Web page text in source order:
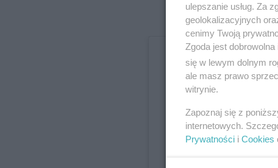
ulepszanie usług. Za
geolokalizacyjnych
cenimy Twoją
Zgoda jest
się w lewym dolnym
ale masz prawo
witrynie.
Zapoznaj się z
internetowych.
Prywatności i Cookies